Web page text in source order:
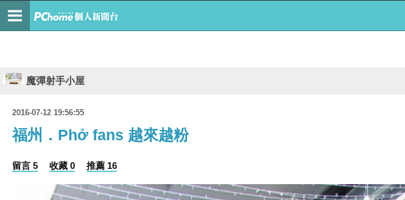
魔彈射手小屋
2016-07-12 19:56:55
福州．Phở fans 越來越粉
留言 5 收藏 0 推薦 16